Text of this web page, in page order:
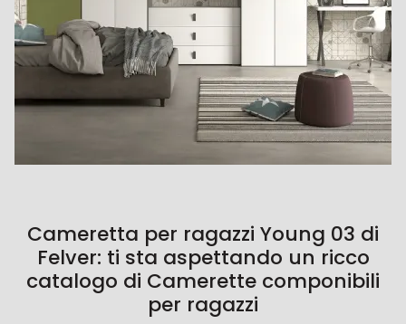
Cameretta per ragazzi Young 03 di
Felver: ti sta aspettando un ricco
catalogo di Camerette componibili
per ragazzi